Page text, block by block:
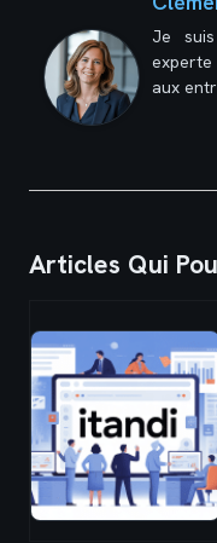
Je
aux
Articles Qui